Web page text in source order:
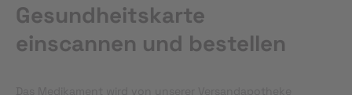
Gesundheitskarte
einscannen und bestellen